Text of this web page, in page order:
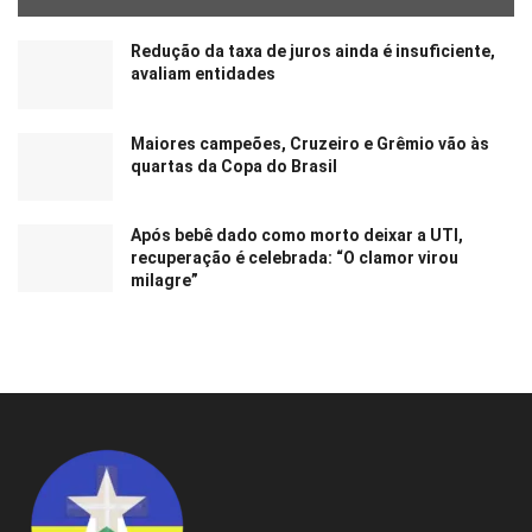
Redução da taxa de juros ainda é insuficiente,
avaliam entidades
Maiores campeões, Cruzeiro e Grêmio vão às
quartas da Copa do Brasil
Após bebê dado como morto deixar a UTI,
recuperação é celebrada: “O clamor virou
milagre”